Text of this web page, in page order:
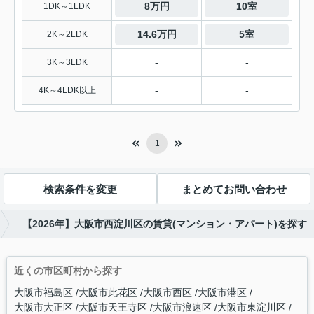
1DK～1LDK 8万円 10室
2K～2LDK 14.6万円 5室
3K～3LDK - -
4K～4LDK以上 - -
1
検索条件を変更 まとめてお問い合わせ
【2026年】大阪市西淀川区の賃貸(マンション・アパート)を探す
近くの市区町村から探す
大阪市福島区 大阪市此花区 大阪市西区 大阪市港区
大阪市大正区 大阪市天王寺区 大阪市浪速区 大阪市東淀川区